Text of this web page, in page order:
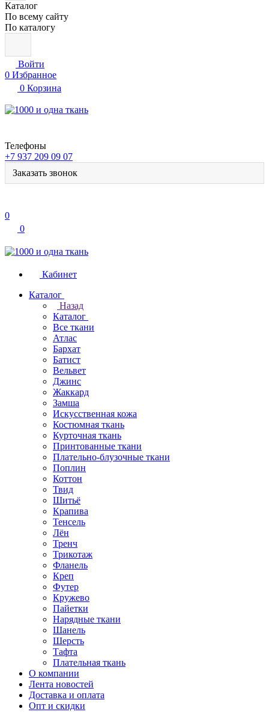
Каталог
По всему сайту
По каталогу
Войти
0 Избранное
0 Корзина
Телефоны
+7 937 209 09 07
Заказать звонок
0
0
Кабинет
Каталог
Назад
Каталог
Все ткани
Атлас
Бархат
Батист
Вельвет
Джинс
Жаккард
Замша
Искусственная кожа
Костюмная ткань
Курточная ткань
Принтованные ткани
Плательно-блузочные ткани
Поплин
Коттон
Твид
Шитьё
Крапива
Тенсель
Лён
Тренч
Трикотаж
Фланель
Креп
Футер
Кружево
Пайетки
Нарядные ткани
Шанель
Шерсть
Тафта
Плательная ткань
О компании
Лента новостей
Доставка и оплата
Опт и скидки